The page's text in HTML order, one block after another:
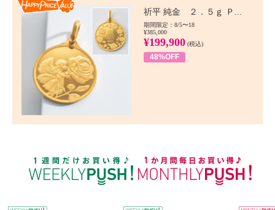
祈平 純金 ２．５ｇ Ｐ...
期間限定：8/5〜18
¥385,000
¥199,900 (税込)
48%OFF